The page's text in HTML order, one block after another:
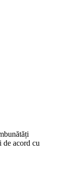
de acord cu